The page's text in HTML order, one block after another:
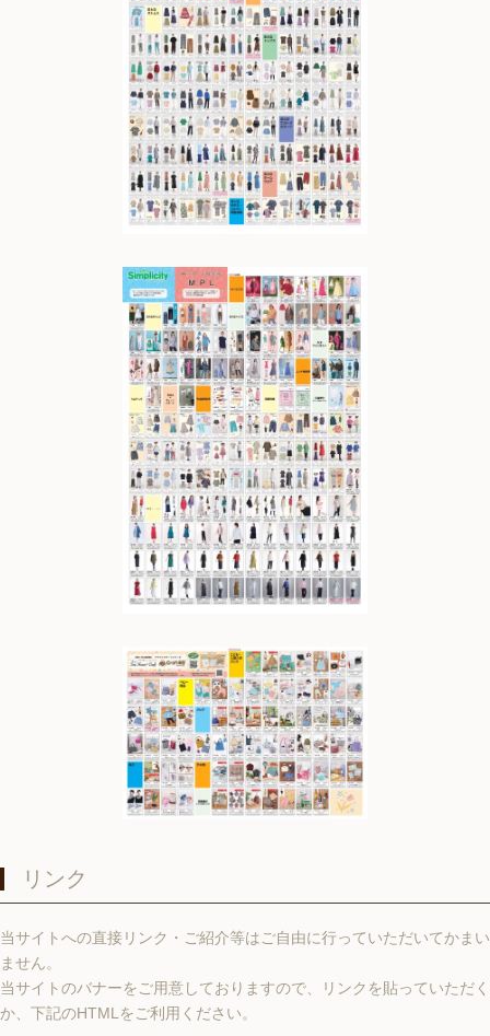
リンク
当サイトへの直接リンク・ご紹介等はご自由に行っていただいてかまい
ません。
当サイトのバナーをご用意しておりますので、リンクを貼っていただく
か、下記のHTMLをご利用ください。